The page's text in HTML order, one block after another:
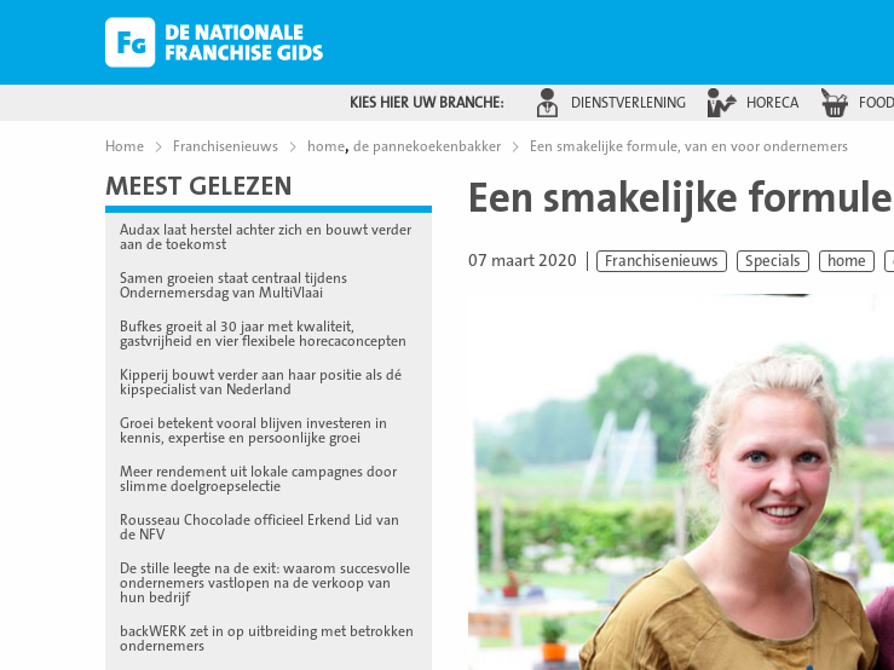
KIES HIER UW BRANCHE: DIENSTVERLENING HORECA
Home Franchisenieuws home, de pannekoekenbakker Een smakelijke formule, van en voor ondernemers
MEEST GELEZEN
Audax laat herstel achter zich en bouwt verder
aan de toekomst
Samen groeien staat centraal tijdens
Ondernemersdag van MultiVlaai
Bufkes groeit al 30 jaar met kwaliteit,
gastvrijheid en vier flexibele horecaconcepten
Kipperij bouwt verder aan haar positie als dé
kipspecialist van Nederland
Groei betekent vooral blijven investeren in
kennis, expertise en persoonlijke groei
Meer rendement uit lokale campagnes door
slimme doelgroepselectie
Rousseau Chocolade officieel Erkend Lid van
de NFV
De stille leegte na de exit: waarom succesvolle
ondernemers vastlopen na de verkoop van
hun bedrijf
backWERK zet in op uitbreiding met betrokken
ondernemers
Een smakelijke
07 maart 2020 Franchisenieuws Specials home